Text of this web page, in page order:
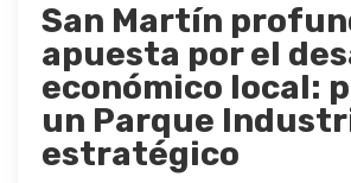
San Martín
apuesta por el
económico local:
un Parque
estratégico